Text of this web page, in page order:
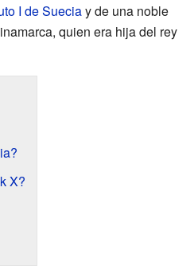
I de Sueciay de una noble
quien era hija del rey
X?